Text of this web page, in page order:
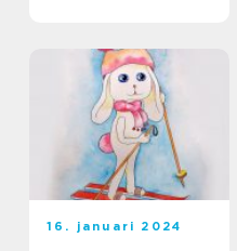
16. januari 2024